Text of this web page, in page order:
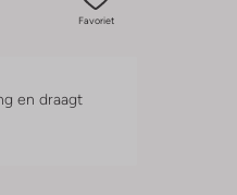
Favoriet
en draagt